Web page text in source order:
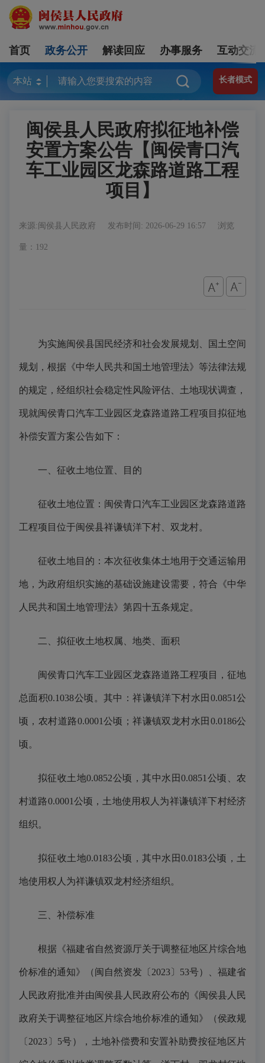
首页 政务公开 解读回应 办事服务 互动交流
长者模式
闽侯县人民政府拟征地补偿
安置方案公告【闽侯青口汽
车工业园区龙森路道路工程
项目】
来源:闽侯县人民政府 发布时间: 2026-06-29 16:57 浏览
量：192
为实施闽侯县国民经济和社会发展规划、国土空间
规划，根据《中华人民共和国土地管理法》等法律法规
的规定，经组织社会稳定性风险评估、土地现状调查，
现就闽侯青口汽车工业园区龙森路道路工程项目拟征地
补偿安置方案公告如下：
一、征收土地位置、目的
征收土地位置：闽侯青口汽车工业园区龙森路道路
工程项目位于闽侯县祥谦镇洋下村、双龙村。
征收土地目的：本次征收集体土地用于交通运输用
地，为政府组织实施的基础设施建设需要，符合《中华
人民共和国土地管理法》第四十五条规定。
二、拟征收土地权属、地类、面积
闽侯青口汽车工业园区龙森路道路工程项目，征地
总面积0.1038公顷。其中：祥谦镇洋下村水田0.0851公
顷，农村道路0.0001公顷；祥谦镇双龙村水田0.0186公
顷。
拟征收土地0.0852公顷，其中水田0.0851公顷、农
村道路0.0001公顷，土地使用权人为祥谦镇洋下村经济
组织。
拟征收土地0.0183公顷，其中水田0.0183公顷，土
地使用权人为祥谦镇双龙村经济组织。
三、补偿标准
根据《福建省自然资源厅关于调整征地区片综合地
价标准的通知》（闽自然资发〔2023〕53号）、福建省
人民政府批准并由闽侯县人民政府公布的《闽侯县人民
政府关于调整征地区片综合地价标准的通知》（侯政规
〔2023〕5号），土地补偿费和安置补助费按征地区片